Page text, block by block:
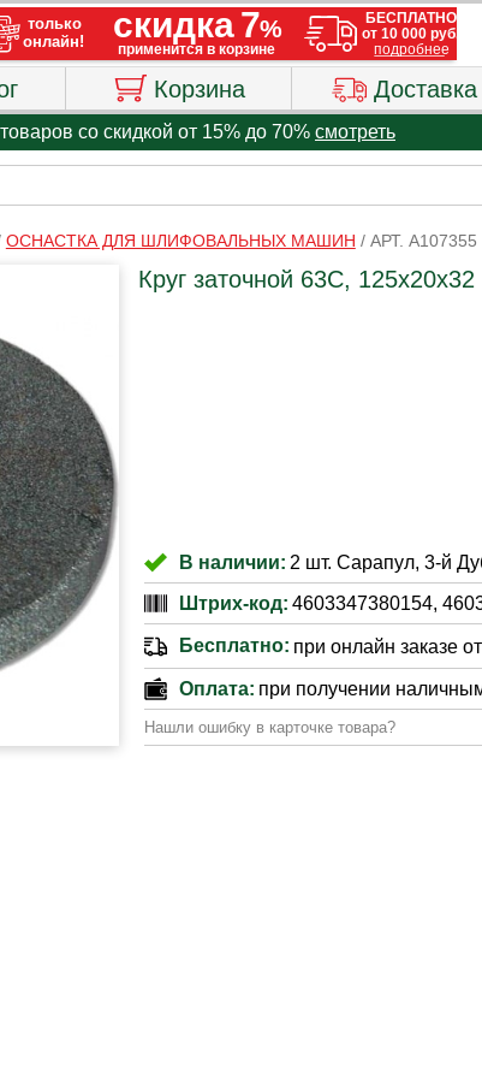
Корзина Доставка
со скидкой от 15% до 70% смотреть
ОСНАСТКА ДЛЯ ШЛИФОВАЛЬНЫХ МАШИН / АРТ. A107355
Круг заточной 63С,
В наличии: 2 шт. Сарапул, 3-й
Штрих-код: 4603347380154,
Бесплатно: при онлайн заказе
Оплата: при получении
Нашли ошибку в карточке товара?